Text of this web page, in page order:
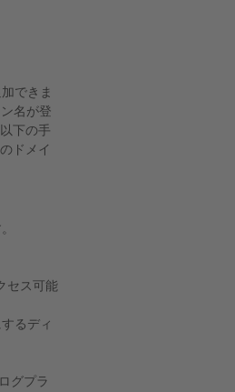
できま
名が登
下の手
ドメイ
セス可能
るディ
グプラ